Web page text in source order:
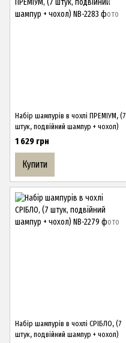
Набір шампурів в чохлі ПРЕМІУМ, (7
штук, подвійний шампур + чохол)
1 629 грн
Купити
Набір шампурів в чохлі СРІБЛО, (7
штук, подвійний шампур + чохол)